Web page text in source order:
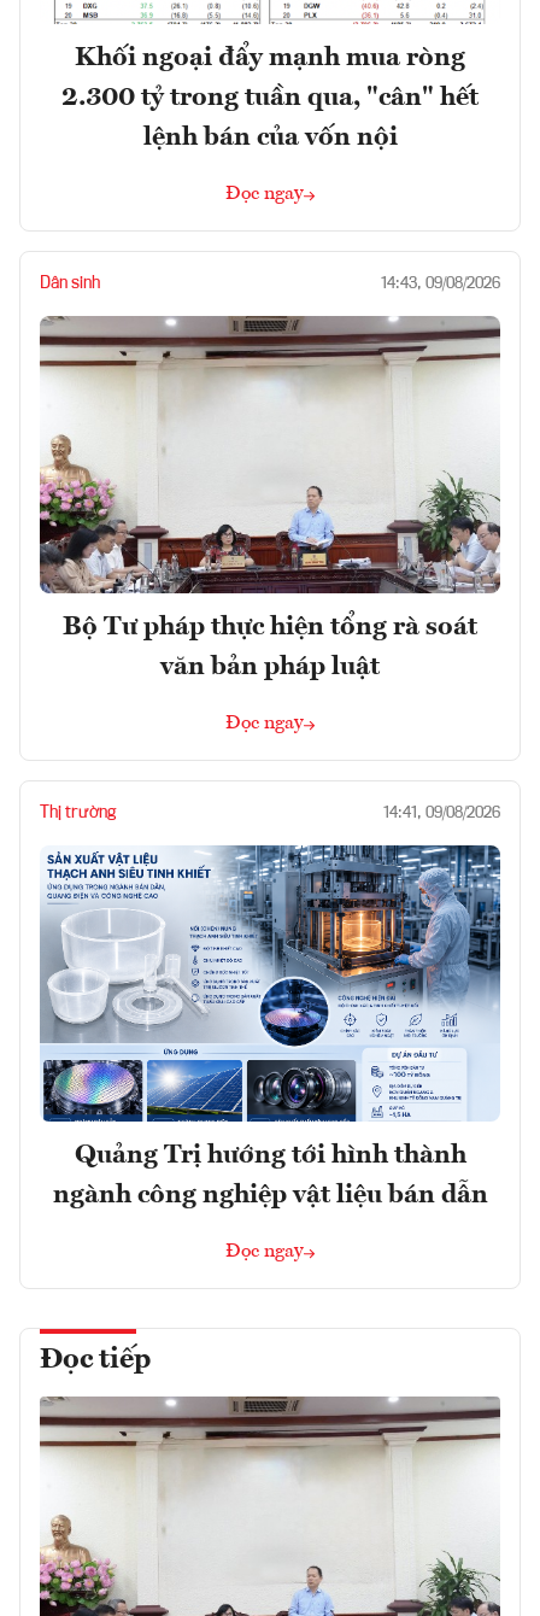
Khối ngoại đẩy mạnh mua ròng
2.300 tỷ trong tuần qua, "cân" hết
lệnh bán của vốn nội
Đọc ngay
Dân sinh 14:43, 09/08/2026
Bộ Tư pháp thực hiện tổng rà soát
văn bản pháp luật
Đọc ngay
Thị trường 14:41, 09/08/2026
Quảng Trị hướng tới hình thành
ngành công nghiệp vật liệu bán dẫn
Đọc ngay
Đọc tiếp